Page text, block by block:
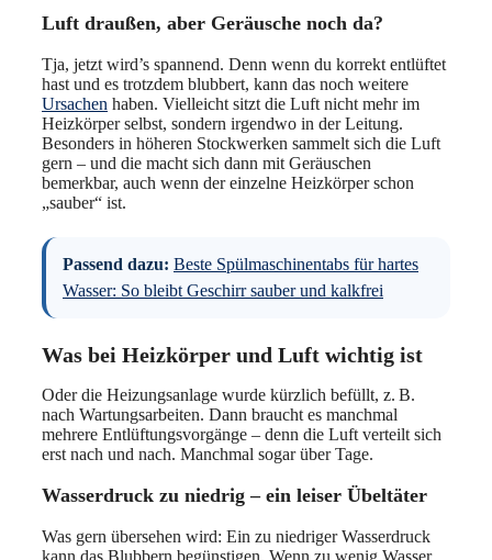
Luft draußen, aber Geräusche noch da?
Tja, jetzt wird’s spannend. Denn wenn du korrekt entlüftet
hast und es trotzdem blubbert, kann das noch weitere
Ursachen haben. Vielleicht sitzt die Luft nicht mehr im
Heizkörper selbst, sondern irgendwo in der Leitung.
Besonders in höheren Stockwerken sammelt sich die Luft
gern – und die macht sich dann mit Geräuschen
bemerkbar, auch wenn der einzelne Heizkörper schon
„sauber“ ist.
Passend dazu: Beste Spülmaschinentabs für hartes
Wasser: So bleibt Geschirr sauber und kalkfrei
Was bei Heizkörper und Luft wichtig ist
Oder die Heizungsanlage wurde kürzlich befüllt, z. B.
nach Wartungsarbeiten. Dann braucht es manchmal
mehrere Entlüftungsvorgänge – denn die Luft verteilt sich
erst nach und nach. Manchmal sogar über Tage.
Wasserdruck zu niedrig – ein leiser Übeltäter
Was gern übersehen wird: Ein zu niedriger Wasserdruck